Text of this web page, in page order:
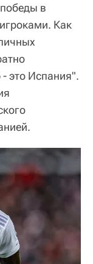
в
Как
это Испания".